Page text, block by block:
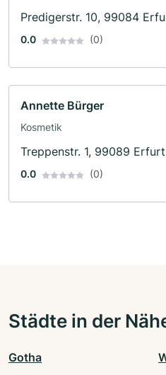
Predigerstr. 10, 99084
0.0 (0)
Annette Bürger
Kosmetik
Treppenstr. 1, 99089 Erfurt
0.0 (0)
Städte in der
Gotha